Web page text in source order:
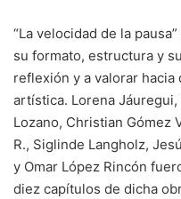
“La velocidad de la
su formato, estructura y
reflexión y a valorar
artística. Lorena
Lozano, Christian Gómez
R., Siglinde Langholz,
y Omar López Rincón
diez capítulos de dicha